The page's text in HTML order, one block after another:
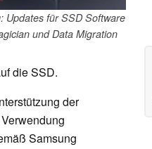
Updates für SSD Software
und Data Migration
die SSD.
der
Samsung